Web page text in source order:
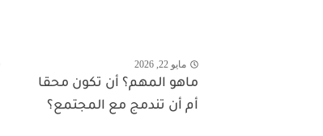
مايو 22, 2026
ماهو المهم؟ أن تكون محقا
أم أن تندمج مع المجتمع؟